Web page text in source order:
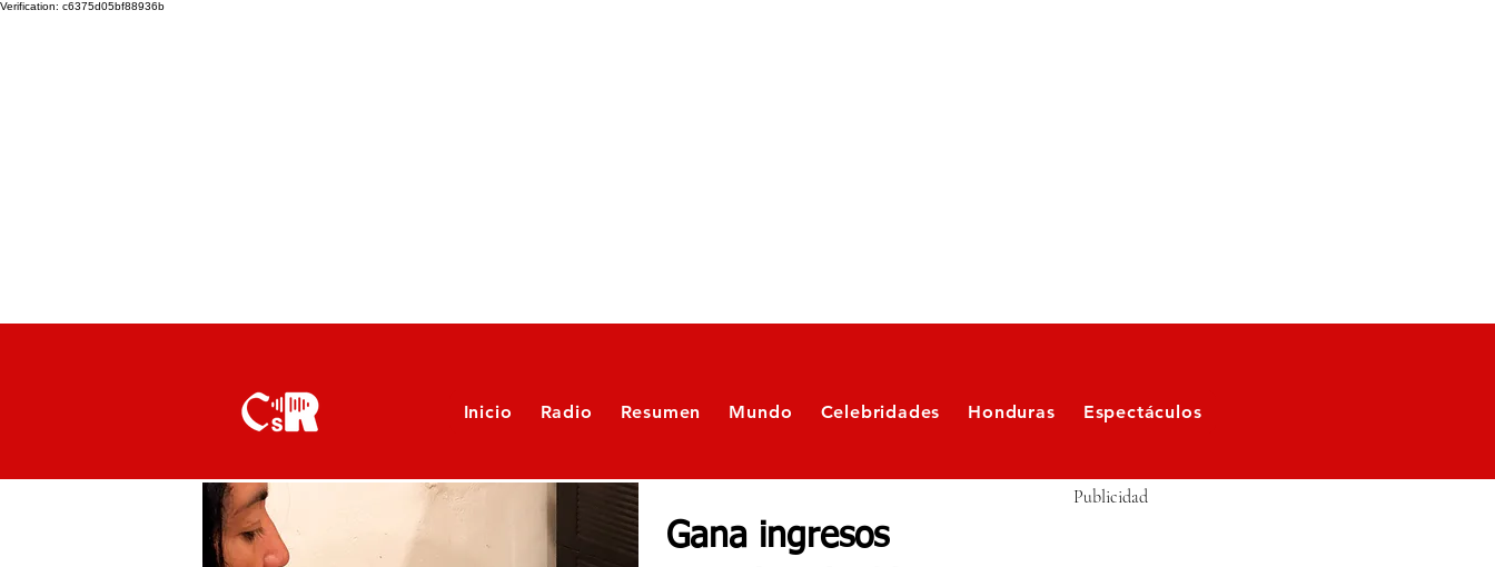
Verification: c6375d05bf88936b
Inicio Radio Resumen Mundo Celebridades Honduras Espectáculos
Gana ingresos
Publicidad